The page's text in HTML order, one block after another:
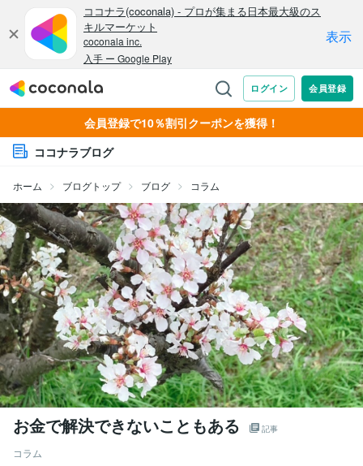
会員登録で10％割引クーポンを獲得！
ココナラブログ
ホーム ブログトップ ブログ コラム
お金で解決できないこともある 記事
コラム